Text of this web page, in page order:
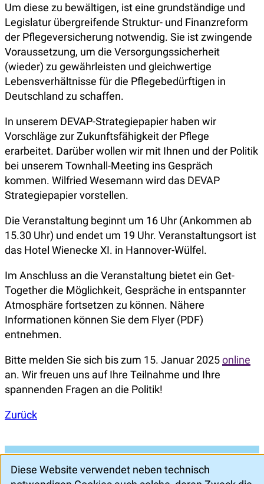
Um diese zu bewältigen, ist eine grundständige und
Legislatur übergreifende Struktur- und Finanzreform
der Pflegeversicherung notwendig. Sie ist zwingende
Voraussetzung, um die Versorgungssicherheit
(wieder) zu gewährleisten und gleichwertige
Lebensverhältnisse für die Pflegebedürftigen in
Deutschland zu schaffen.
In unserem DEVAP-Strategiepapier haben wir
Vorschläge zur Zukunftsfähigkeit der Pflege
erarbeitet. Darüber wollen wir mit Ihnen und der Politik
bei unserem Townhall-Meeting ins Gespräch
kommen. Wilfried Wesemann wird das DEVAP
Strategiepapier vorstellen.
Die Veranstaltung beginnt um 16 Uhr (Ankommen ab
15.30 Uhr) und endet um 19 Uhr. Veranstaltungsort ist
das Hotel Wienecke XI. in Hannover-Wülfel.
Im Anschluss an die Veranstaltung bietet ein Get-
Together die Möglichkeit, Gespräche in entspannter
Atmosphäre fortsetzen zu können. Nähere
Informationen können Sie dem Flyer (PDF)
entnehmen.
Bitte melden Sie sich bis zum 15. Januar 2025online
an. Wir freuen uns auf Ihre Teilnahme und Ihre
spannenden Fragen an die Politik!
Zurück
Zugehörige Dateien
Diese Website verwendet neben technisch